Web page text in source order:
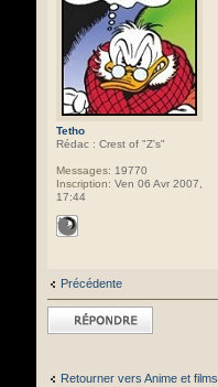
Tetho
Rédac : Crest of "Z's"
Messages: 19770
Inscription: Ven 06 Avr 2007,
17:44
Précédente
Répondre
Retourner vers Anime et